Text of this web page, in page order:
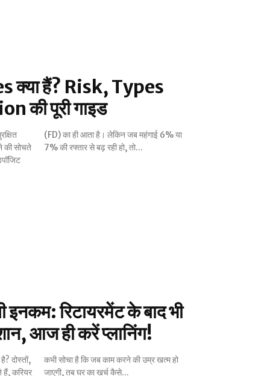
क्या हैं? Risk, Types
की पूरी गाइड
की सोचते
या
7% की रफ्तार से बढ़ रही हो, तो...
इनकम: रिटायरमेंट के बाद भी
आज ही करें प्लानिंग!
दोस्तों,
करियर
खत्म हो
जाएगी, तब घर का खर्च कैसे...